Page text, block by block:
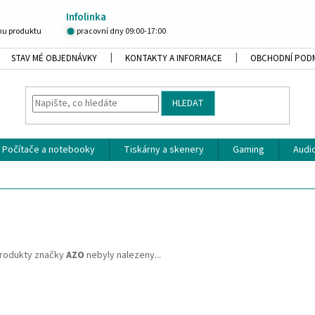
Infolinka
produktu pracovní dny 09:00-17:00
STAV MÉ OBJEDNÁVKY KONTAKTY A INFORMACE OBCHODNÍ
HLEDAT
Počítače a notebooky Tiskárny a skenery Gaming
značkyAZO nebyly nalezeny...